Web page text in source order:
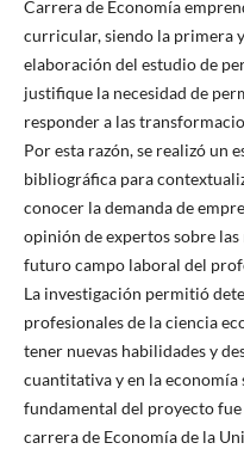
Carrera de Economía
curricular, siendo la primera
elaboración del estudio de
justifique la necesidad de
responder a las
Por esta razón, se realizó un
bibliográfica para
conocer la demanda de
opinión de expertos sobre
futuro campo laboral del
La investigación permitió
profesionales de la ciencia
tener nuevas habilidades y
cuantitativa y en la
fundamental del proyecto
carrera de Economía de la